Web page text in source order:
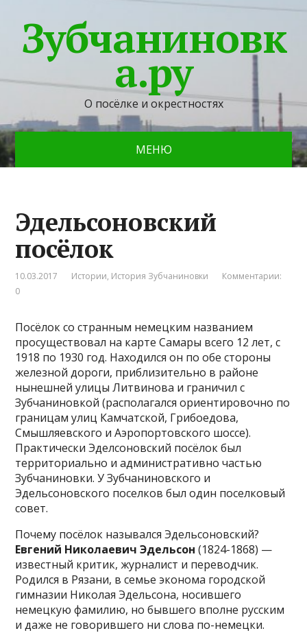
Зубчаниновк
а.ру
О посёлке и окрестностях
МЕНЮ
Эдельсоновский
посёлок
10.03.2017 Истории, История Зубчаниновки
Комментарии:
0
Посёлок со странным немецким названием
просуществовал на карте Самары всего 12 лет, с
1918 по 1930 год. Находился он по обе стороны
железной дороги, приблизительно в районе
нынешней улицы Литвинова и граничил с
Зубчаниновкой (располагался ориентировочно по
границам улиц Камчатской, Грибоедова,
Смышляевского и Аэропортовского шоссе).
Практически Эделсоновский посёлок был
территориально и административно частью
Зубчаниновки. У Зубчаниновского и
Эдельсоновского поселков был один поселковый
совет.
Почему посёлок назывался Эдельсоновский?
Евгений Николаевич Эдельсон (1824-1868) —
известный критик, журналист и переводчик.
Родился в Рязани, в семье эконома городской
гимназии Николая Эдельсона, носившего
немецкую фамилию, но бывшего вполне русским
и даже не говорившего ни слова по-немецки.